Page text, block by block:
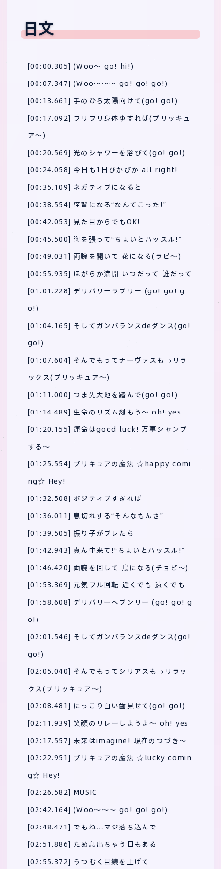
日文
[00:00.305] (Woo～ go! hi!)
[00:07.347] (Woo～～～ go! go! go!)
[00:13.661] 手のひら太陽向けて(go! go!)
[00:17.092] フリフリ身体ゆすれば(プリッキュ
ア～)
[00:20.569] 光のシャワーを浴びて(go! go!)
[00:24.058] 今日も1日ぴかぴか all right!
[00:35.109] ネガティブになると
[00:38.554] 猫背になる“なんてこった!”
[00:42.053] 見た目からでもOK!
[00:45.500] 胸を張って“ちょいとハッスル!”
[00:49.031] 両腕を開いて 花になる(ラピ～)
[00:55.935] ほがらか満開 いつだって 誰だって
[01:01.228] デリバリーラブリー (go! go! g
o!)
[01:04.165] そしてガンバランスdeダンス(go!
go!)
[01:07.604] そんでもってナーヴァスも→リラ
ックス(プリッキュア～)
[01:11.000] つま先大地を踏んで(go! go!)
[01:14.489] 生命のリズム刻もう～ oh! yes
[01:20.155] 運命はgood luck! 万事シャンプ
する～
[01:25.554] プリキュアの魔法 ☆happy comi
ng☆ Hey!
[01:32.508] ポジティブすぎれば
[01:36.011] 息切れする“そんなもんさ”
[01:39.505] 振り子がブレたら
[01:42.943] 真ん中来て!“ちょいとハッスル!”
[01:46.420] 両腕を回して 鳥になる(チョピ～)
[01:53.369] 元気フル回転 近くでも 遠くでも
[01:58.608] デリバリーヘブンリー (go! go! g
o!)
[02:01.546] そしてガンバランスdeダンス(go!
go!)
[02:05.040] そんでもってシリアスも→リラッ
クス(プリッキュア～)
[02:08.481] にっこり白い歯見せて(go! go!)
[02:11.939] 笑顔のリレーしようよ～ oh! yes
[02:17.557] 未来はimagine! 現在のつづき～
[02:22.951] プリキュアの魔法 ☆lucky comin
g☆ Hey!
[02:26.582] MUSIC
[02:42.164] (Woo～～～ go! go! go!)
[02:48.471] でもね…マジ落ち込んで
[02:51.886] ため息出ちゃう日もある
[02:55.372] うつむく目線を上げて